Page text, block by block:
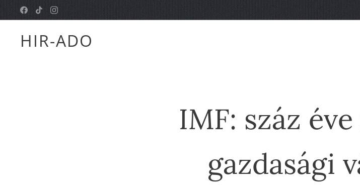
HIR-ADO
IMF: száz
gazdasági